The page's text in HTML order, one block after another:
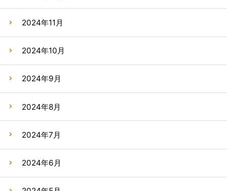
2024年11月
2024年10月
2024年9月
2024年8月
2024年7月
2024年6月